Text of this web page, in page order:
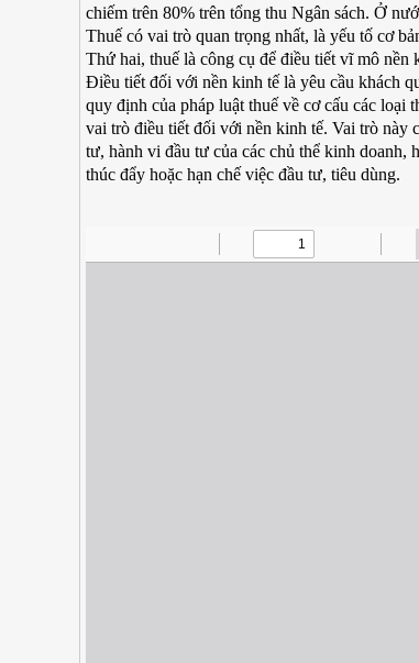
chiếm trên 80% trên tổng thu Ngân sách. Ở
Thuế có vai trò quan trọng nhất, là yếu tố cơ
Thứ hai, thuế là công cụ để điều tiết vĩ mô nền
Ðiều tiết đối với nền kinh tế là yêu cầu khách
quy định của pháp luật thuế về cơ cấu các loại
vai trò điều tiết đối với nền kinh tế. Vai trò này
tư, hành vi đầu tư của các chủ thể kinh doanh,
thúc đẩy hoặc hạn chế việc đầu tư, tiêu dùng.